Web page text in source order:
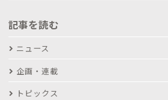
記事を読む
ニュース
企画・連載
トピックス